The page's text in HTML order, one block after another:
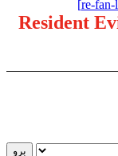
Resident